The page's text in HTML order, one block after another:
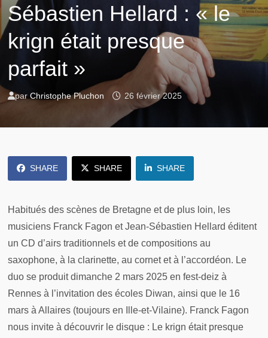
Sébastien Hellard : « le
krign était presque
parfait »
par Christophe Pluchon 26 février 2025
SHARE SHARE SHARE
Habitués des scènes de Bretagne et de plus loin, les
musiciens Franck Fagon et Jean-Sébastien Hellard éditent
un CD d’airs traditionnels et de compositions au
saxophone, à la clarinette, au cornet et à l’accordéon. Le
duo se produit dimanche 2 mars 2025 en fest-deiz à
Rennes à l’invitation des écoles Diwan, ainsi que le 16
mars à Allaires (toujours en Ille-et-Vilaine). Franck Fagon
nous invite à découvrir le disque : Le krign était presque